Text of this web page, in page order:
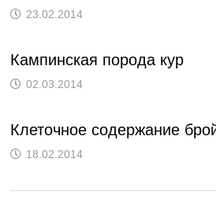
23.02.2014
Кампинская порода кур
02.03.2014
Клеточное содержание
18.02.2014